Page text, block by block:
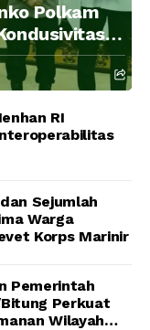
Polkam
RI
Sejumlah
Warga
Korps Marinir
Pemerintah
Bitung Perkuat
Wilayah